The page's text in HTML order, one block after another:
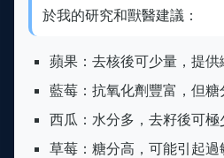
於我的研究和獸醫建議：
蘋果：去核後可少量，提
藍莓：抗氧化劑豐富，但
西瓜：水分多，去籽後可
草莓：糖分高，可能引起過